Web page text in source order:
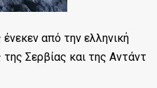
από την ελληνική
Σερβίας και της Αντάντ